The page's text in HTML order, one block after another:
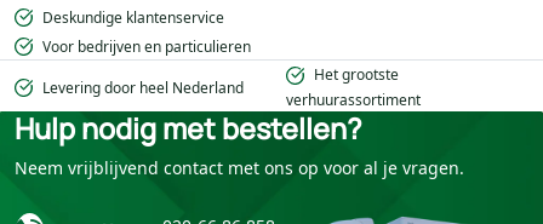
Deskundige klantenservice
Voor bedrijven en particulieren
Levering door heel Nederland
Het grootste
verhuurassortiment
Hulp nodig met bestellen?
Neem vrijblijvend contact met ons op voor al je vragen.